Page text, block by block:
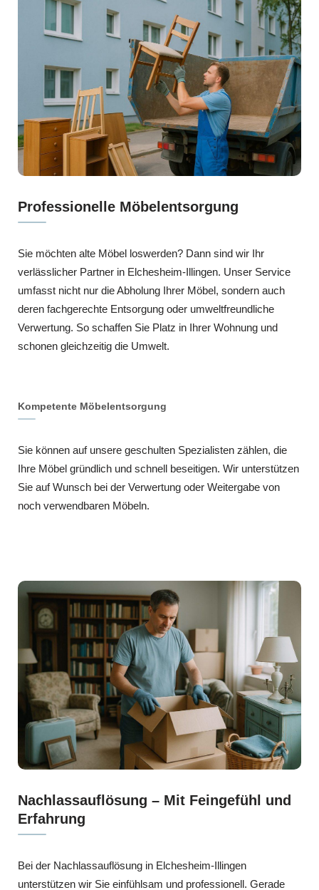
Professionelle Möbelentsorgung
Sie möchten alte Möbel loswerden? Dann sind wir Ihr
verlässlicher Partner in Elchesheim-Illingen. Unser Service
umfasst nicht nur die Abholung Ihrer Möbel, sondern auch
deren fachgerechte Entsorgung oder umweltfreundliche
Verwertung. So schaffen Sie Platz in Ihrer Wohnung und
schonen gleichzeitig die Umwelt.
Kompetente Möbelentsorgung
Sie können auf unsere geschulten Spezialisten zählen, die
Ihre Möbel gründlich und schnell beseitigen. Wir unterstützen
Sie auf Wunsch bei der Verwertung oder Weitergabe von
noch verwendbaren Möbeln.
Nachlassauflösung – Mit Feingefühl und
Erfahrung
Bei der Nachlassauflösung in Elchesheim-Illingen
unterstützen wir Sie einfühlsam und professionell. Gerade